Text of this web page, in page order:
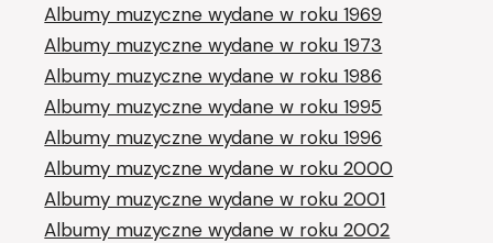
Albumy muzyczne wydane w roku 1969
Albumy muzyczne wydane w roku 1973
Albumy muzyczne wydane w roku 1986
Albumy muzyczne wydane w roku 1995
Albumy muzyczne wydane w roku 1996
Albumy muzyczne wydane w roku 2000
Albumy muzyczne wydane w roku 2001
Albumy muzyczne wydane w roku 2002